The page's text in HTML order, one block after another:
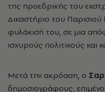
της προεδρικής του
Δικαστήριο του Παρισιού
φυλάκισή του, σε μια
ισχυρούς πολιτικούς και
Μετά την ακρόαση, ο
δημοσιογράφους,